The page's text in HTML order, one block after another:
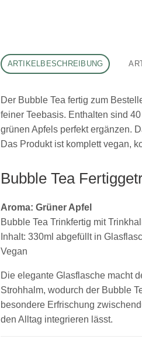
ARTIKELBESCHREIBUNG
Der Bubble Tea fertig zum
feiner Teebasis. Enthalten sind
grünen Apfels perfekt ergänzen.
Das Produkt ist komplett vegan,
Bubble Tea
Aroma: Grüner Apfel
Bubble Tea Trinkfertig mit
Inhalt: 330ml abgefüllt in
Vegan
Die elegante Glasflasche macht
Strohhalm, wodurch der Bubble
besondere Erfrischung
den Alltag integrieren lässt.